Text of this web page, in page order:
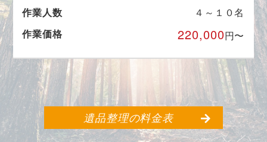
作業人数
４～１０名
作業価格
220,000円〜
遺品整理の料金表